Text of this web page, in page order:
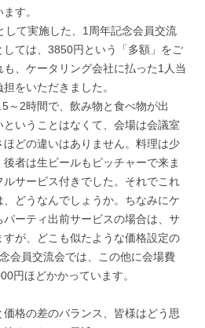
す。
して実施した、1周年記念会員交流
ては、3850円という「多額」をご
、ケータリング会社に払った1人当
をいただきました。
～2時間で、飲み物と食べ物が出
いうことはなくて、会場は会議室
どの違いはありません。料理は少
者は生ビールもピッチャーで来ま
ルサービス付きでした。それでこれ
どうなんでしょうか。ちなみにケ
ーティ出前サービスの場合は、サ
が、どこも似たような価格設定の
会員交流会では、この他に会場費
円ほどかかっています。
格の差のバランス、皆様はどう思